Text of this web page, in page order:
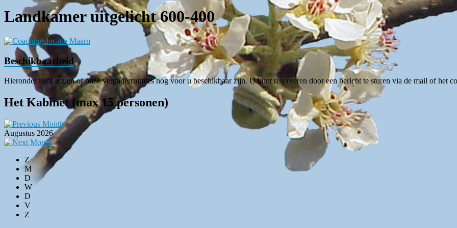
Landkamer uitgelicht 600-400
Beschikbaarheid
Hieronder kunt u zien of onze vergaderruimtes nog voor u beschikbaar zijn. U kunt reserveren door een bericht te sturen via de mail of het
Het Kabinet (max 15 personen)
Augustus 2026
Z
M
D
W
D
V
Z